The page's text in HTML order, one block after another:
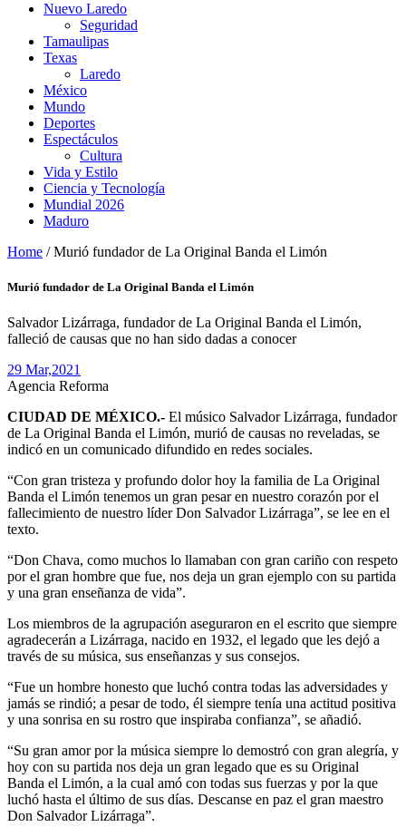
Nuevo Laredo
Seguridad
Tamaulipas
Texas
Laredo
México
Mundo
Deportes
Espectáculos
Cultura
Vida y Estilo
Ciencia y Tecnología
Mundial 2026
Maduro
Home / Murió fundador de La Original Banda el Limón
Murió fundador de La Original Banda el Limón
Salvador Lizárraga, fundador de La Original Banda el Limón,
falleció de causas que no han sido dadas a conocer
29 Mar,2021
Agencia Reforma
CIUDAD DE MÉXICO.- El músico Salvador Lizárraga, fundador
de La Original Banda el Limón, murió de causas no reveladas, se
indicó en un comunicado difundido en redes sociales.
“Con gran tristeza y profundo dolor hoy la familia de La Original
Banda el Limón tenemos un gran pesar en nuestro corazón por el
fallecimiento de nuestro líder Don Salvador Lizárraga”, se lee en el
texto.
“Don Chava, como muchos lo llamaban con gran cariño con respeto
por el gran hombre que fue, nos deja un gran ejemplo con su partida
y una gran enseñanza de vida”.
Los miembros de la agrupación aseguraron en el escrito que siempre
agradecerán a Lizárraga, nacido en 1932, el legado que les dejó a
través de su música, sus enseñanzas y sus consejos.
“Fue un hombre honesto que luchó contra todas las adversidades y
jamás se rindió; a pesar de todo, él siempre tenía una actitud positiva
y una sonrisa en su rostro que inspiraba confianza”, se añadió.
“Su gran amor por la música siempre lo demostró con gran alegría, y
hoy con su partida nos deja un gran legado que es su Original
Banda el Limón, a la cual amó con todas sus fuerzas y por la que
luchó hasta el último de sus días. Descanse en paz el gran maestro
Don Salvador Lizárraga”.